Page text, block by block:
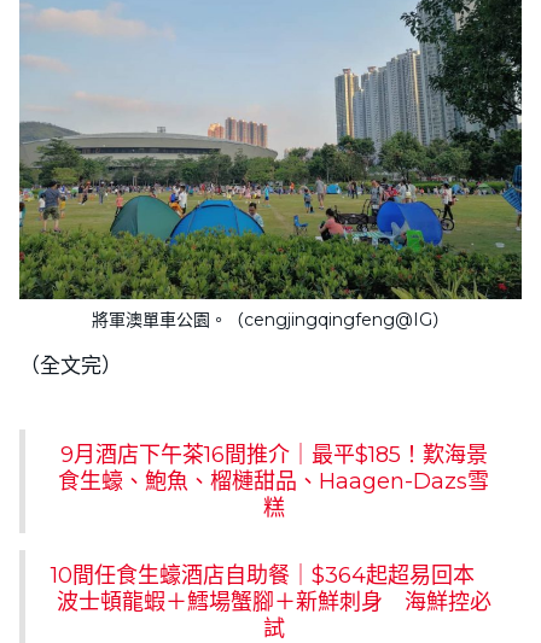
將軍澳單車公園。（cengjingqingfeng@IG）
（全文完）
9月酒店下午茶16間推介｜最平$185！歎海景
食生蠔、鮑魚、榴槤甜品、Haagen-Dazs雪
糕
10間任食生蠔酒店自助餐｜$364起超易回本
波士頓龍蝦＋鱈場蟹腳＋新鮮刺身 海鮮控必
試